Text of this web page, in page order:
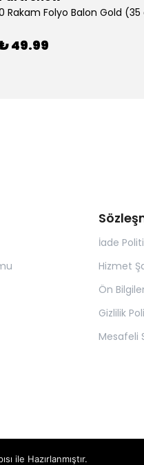
Rakam Folyo Balon Gold
49.99
İade
Hizmet
Ön
Gizlilik
Mesafeli
ile Hazırlanmıştır.